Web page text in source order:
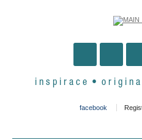
i n s p i r a c e • o r i g i n
facebook